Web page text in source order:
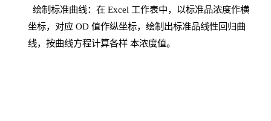
绘制标准曲线：在 Excel 工作表中，以标准品浓度作横
坐标，对应OD 值作纵坐标，绘制出标准品线性回归曲
线，按曲线方程计算各样 本浓度值。